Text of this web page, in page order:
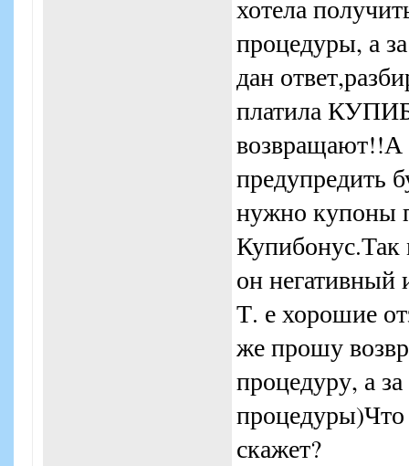
хотела
процедуры, а
дан
платила
возвращают!!А
предупредить
нужно купоны
Купибонус.Так
он негативный
Т. е хорошие
же прошу
процедуру, а
скажет?